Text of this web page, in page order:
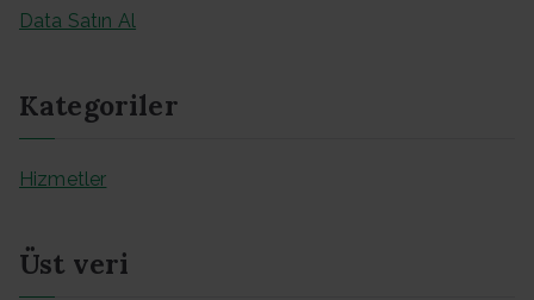
Data Satın Al
Kategoriler
Hizmetler
Üst veri